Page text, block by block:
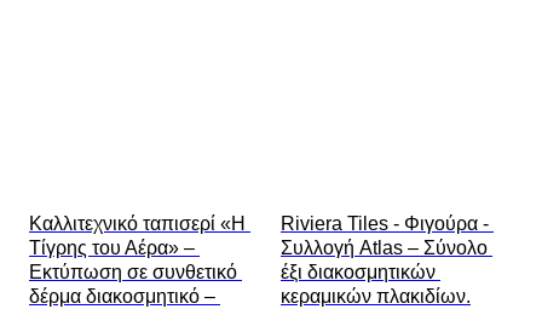
Καλλιτεχνικό ταπισερί «Η
Τίγρης του Αέρα» –
Εκτύπωση σε συνθετικό
δέρμα διακοσμητικό –
Riviera Tiles - Φιγούρα -
Συλλογή Atlas – Σύνολο
έξι διακοσμητικών
κεραμικών πλακιδίων.